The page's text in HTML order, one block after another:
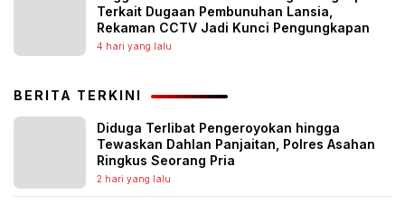
Terkait Dugaan Pembunuhan Lansia,
Rekaman CCTV Jadi Kunci Pengungkapan
4 hari yang lalu
BERITA TERKINI
Diduga Terlibat Pengeroyokan hingga
Tewaskan Dahlan Panjaitan, Polres Asahan
Ringkus Seorang Pria
2 hari yang lalu